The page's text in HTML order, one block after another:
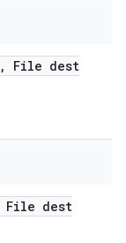
,
File dest
File dest